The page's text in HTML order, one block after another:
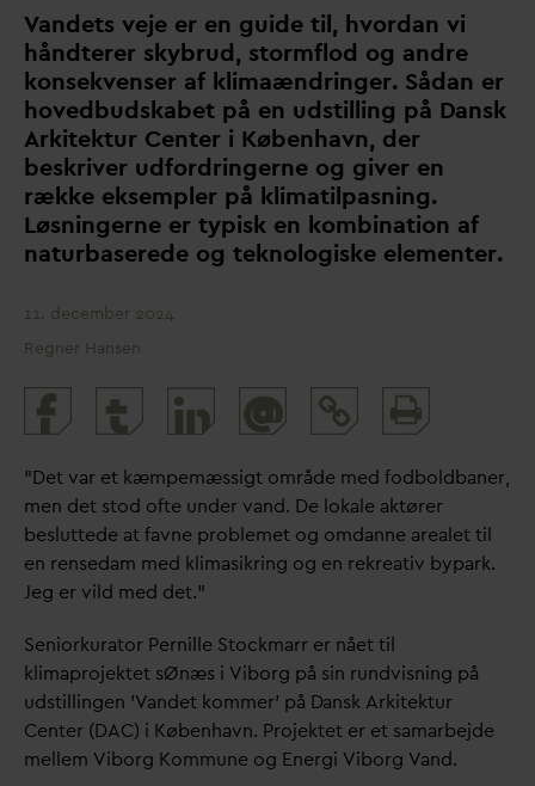
Vandets veje er en guide til, hvordan vi
håndterer skybrud, stormflod og andre
konsekvenser af klimaændringer. Sådan er
hovedbudskabet på en udstilling på Dansk
Arkitektur Center i København, der
beskriver udfordringerne og giver en
række eksempler på klimatilpasning.
Løsningerne er typisk en kombination af
naturbaserede og teknologiske elementer.
11. december 2024
Regner Hansen
@
and
"Det var et kæmpemæssigt område med fodboldbaner,
men det stod ofte under vand. De lokale aktører
besluttede at favne problemet og omdanne arealet til
en rensedam med klimasikring og en rekreativ bypark.
Jeg er vild med det.”
Seniorkurator Pernille Stockmarr er nået til
klimaprojektet sØnæs i Viborg på sin rundvisning på
udstillingen 'Vandet kommer' på Dansk Arkitektur
Center (DAC) i København. Projektet er et samarbejde
mellem Viborg Kommune og Energi Viborg Vand.